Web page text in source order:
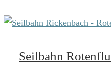
Seilbahn